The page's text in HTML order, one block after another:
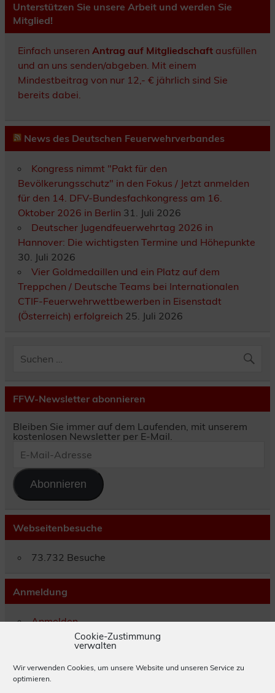
Cookie-Zustimmung
verwalten
Wir verwenden Cookies, um unsere Website und unseren Service zu
optimieren.
Unterstützen Sie unsere Arbeit und werden Sie
Mitglied!
Einfach unseren Antrag auf Mitgliedschaftausfüllen
und an uns senden/abgeben. Mit einem
Mindestbeitrag von nur 12,- € jährlich sind Sie
bereits dabei.
News des Deutschen Feuerwehrverbandes
Kongress nimmt "Pakt für den
Bevölkerungsschutz" in den Fokus / Jetzt anmelden
für den 14. DFV-Bundesfachkongress am 16.
Oktober 2026 in Berlin 31. Juli 2026
Deutscher Jugendfeuerwehrtag 2026 in
Hannover: Die wichtigsten Termine und Höhepunkte
30. Juli 2026
Vier Goldmedaillen und ein Platz auf dem
Treppchen / Deutsche Teams bei Internationalen
CTIF-Feuerwehrwettbewerben in Eisenstadt
(Österreich) erfolgreich 25. Juli 2026
FFW-Newsletter abonnieren
Bleiben Sie immer auf dem Laufenden, mit unserem
kostenlosen Newsletter per E-Mail.
Mail-
Abonnieren
Webseitenbesuche
73.732 Besuche
Anmeldung
Anmelden
Eintrags-Feed
Kommentar-Feed
WordPress.org